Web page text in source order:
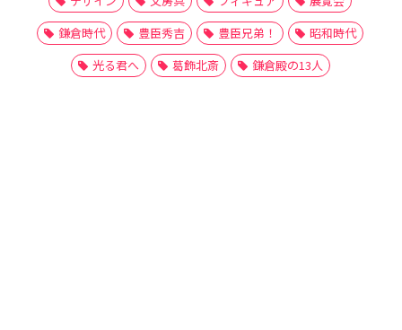
鎌倉時代
豊臣秀吉 豊臣兄弟！
昭和時代
光る君へ
葛飾北斎 鎌倉殿の13人